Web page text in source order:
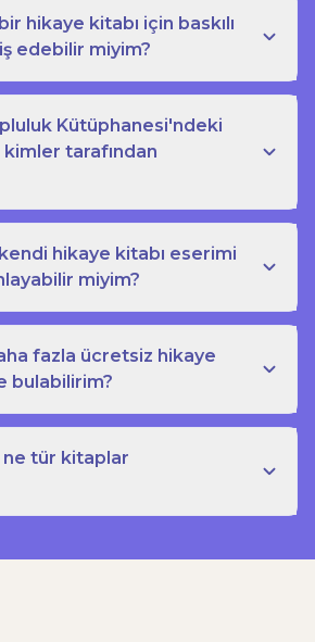
hikaye kitabı için baskılı
edebilir miyim?
Kütüphanesi'ndeki
tarafından
hikaye kitabı eserimi
miyim?
fazla ücretsiz hikaye
bulabilirim?
tür kitaplar